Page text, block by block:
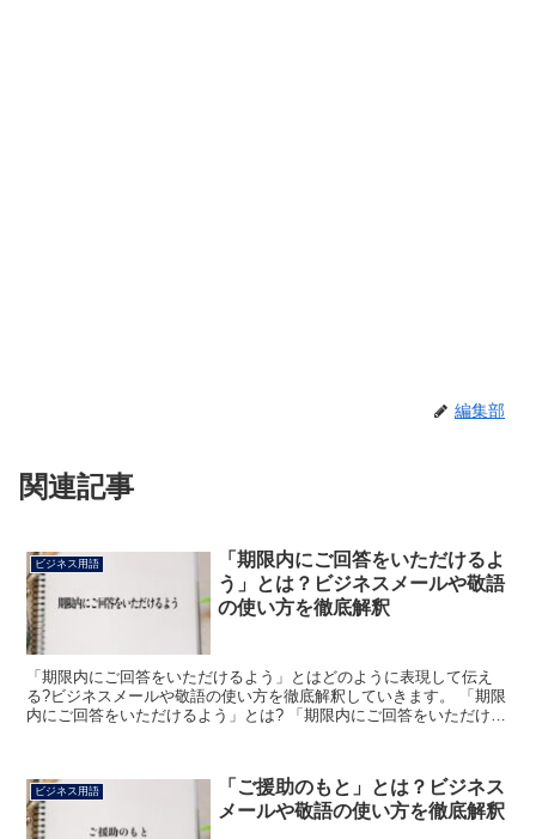
編集部
関連記事
ビジネス用語
「期限内にご回答をいただけるよ
う」とは？ビジネスメールや敬語
の使い方を徹底解釈
「期限内にご回答をいただけるよう」とはどのように表現して伝え
る?ビジネスメールや敬語の使い方を徹底解釈していきます。 「期限
内にご回答をいただけるよう」とは? 「期限内にご回答をいただける
ビジネス用語
「ご援助のもと」とは？ビジネス
メールや敬語の使い方を徹底解釈